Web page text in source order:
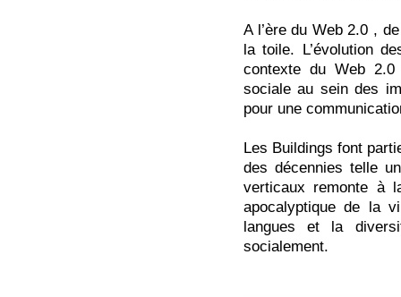
A l’ère du Web 2.0 ,
la toile. L’évolution
contexte du Web 2.0
sociale au sein des
pour une
Les Buildings font
des décennies telle
verticaux remonte à
apocalyptique de la
langues et la
socialement.